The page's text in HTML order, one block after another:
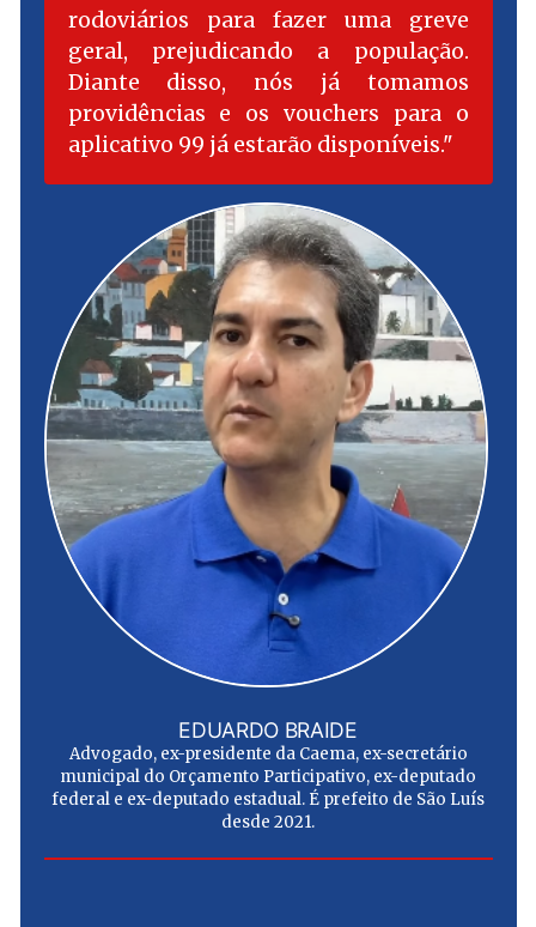
rodoviários para fazer uma greve
geral, prejudicando a população.
Diante disso, nós já tomamos
providências e os vouchers para o
aplicativo 99 já estarão disponíveis.
EDUARDO BRAIDE
Advogado, ex-presidente da Caema, ex-secretário
municipal do Orçamento Participativo, ex-deputado
federal e ex-deputado estadual. É prefeito de São Luís
desde 2021.